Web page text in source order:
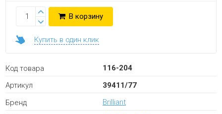
В корзину
Купить в один клик
Код товара
116-204
Артикул
39411/77
Бренд
Brilliant